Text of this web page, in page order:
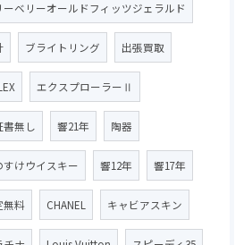
ーベリーオールドフィッツジェラルド
ブライトリング 出張買取
エクスプローラーⅡ
書無し 響21年 陶器
すけウイスキー 響12年 響17年
無料 CHANEL キャビアスキン